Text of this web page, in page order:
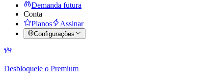
Demanda futura
Conta
Planos
Assinar
Configurações
Desbloqueie o Premium